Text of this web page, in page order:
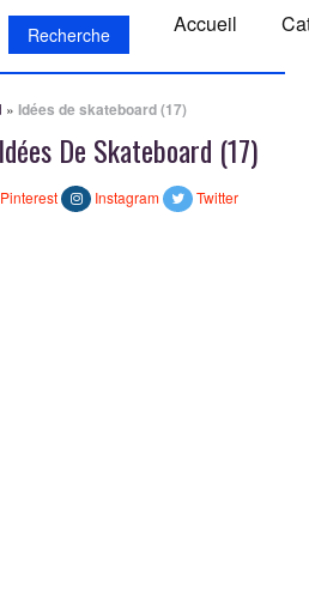
Accueil
» Idées de skateboard (17)
De Skateboard (17)
Pinterest Instagram Twitter